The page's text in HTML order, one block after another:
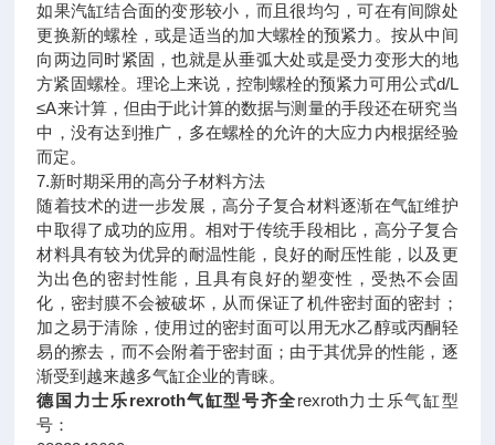
如果汽缸结合面的变形较小，而且很均匀，可在有间隙处
更换新的螺栓，或是适当的加大螺栓的预紧力。按从中间
向两边同时紧固，也就是从垂弧大处或是受力变形大的地
方紧固螺栓。理论上来说，控制螺栓的预紧力可用公式d/L
≤A来计算，但由于此计算的数据与测量的手段还在研究当
中，没有达到推广，多在螺栓的允许的大应力内根据经验
而定。
7.新时期采用的高分子材料方法
随着技术的进一步发展，高分子复合材料逐渐在气缸维护
中取得了成功的应用。相对于传统手段相比，高分子复合
材料具有较为优异的耐温性能，良好的耐压性能，以及更
为出色的密封性能，且具有良好的塑变性，受热不会固
化，密封膜不会被破坏，从而保证了机件密封面的密封；
加之易于清除，使用过的密封面可以用无水乙醇或丙酮轻
易的擦去，而不会附着于密封面；由于其优异的性能，逐
渐受到越来越多气缸企业的青睐。
德国力士乐rexroth气缸型号齐全rexroth力士乐气缸型
号：